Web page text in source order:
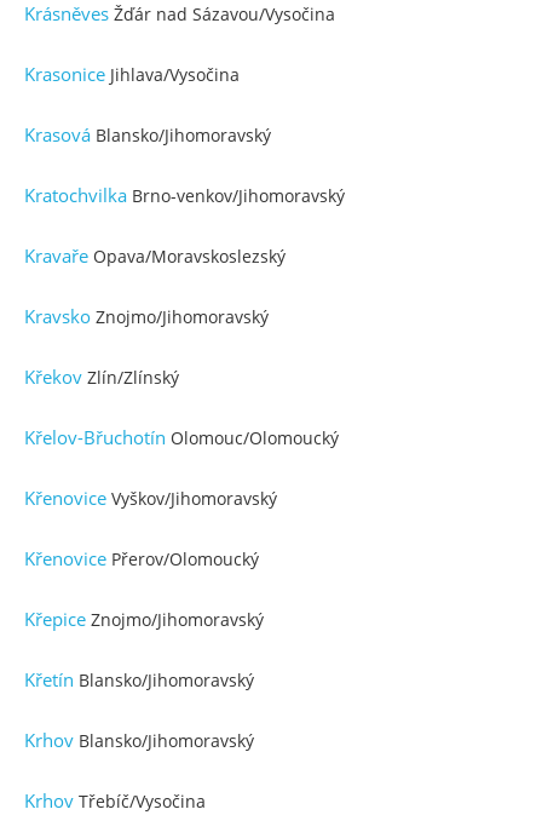
Krásněves Žďár nad Sázavou/Vysočina
Krasonice Jihlava/Vysočina
Krasová Blansko/Jihomoravský
Kratochvilka Brno-venkov/Jihomoravský
Kravaře Opava/Moravskoslezský
Kravsko Znojmo/Jihomoravský
Křekov Zlín/Zlínský
Křelov-Břuchotín Olomouc/Olomoucký
Křenovice Vyškov/Jihomoravský
Křenovice Přerov/Olomoucký
Křepice Znojmo/Jihomoravský
Křetín Blansko/Jihomoravský
Krhov Blansko/Jihomoravský
Krhov Třebíč/Vysočina